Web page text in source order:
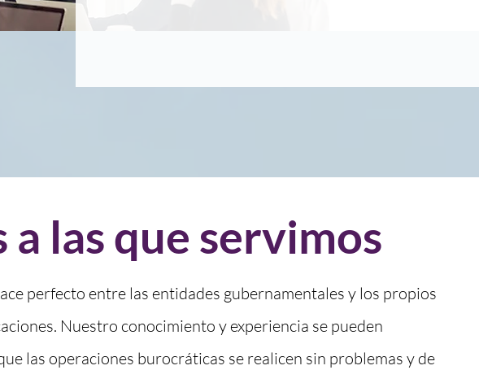
las que servimos
perfecto entre las entidades gubernamentales y los propios
Nuestro conocimiento y experiencia se pueden
las operaciones burocráticas se realicen sin problemas y de